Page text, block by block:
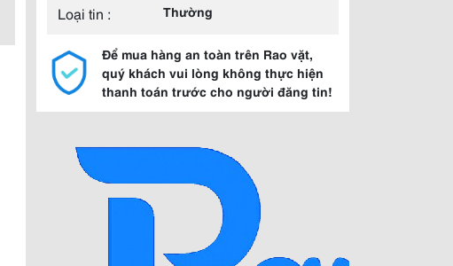
Loại tin :
Thường
Để mua hàng an toàn trên Rao vặt,
quý khách vui lòng không thực hiện
thanh toán trước cho người đăng tin!